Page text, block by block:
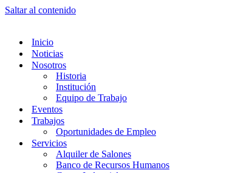
Saltar al contenido
Inicio
Noticias
Nosotros
Historia
Institución
Equipo de Trabajo
Eventos
Trabajos
Oportunidades de Empleo
Servicios
Alquiler de Salones
Banco de Recursos Humanos